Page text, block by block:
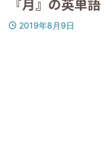
2019年8月9日